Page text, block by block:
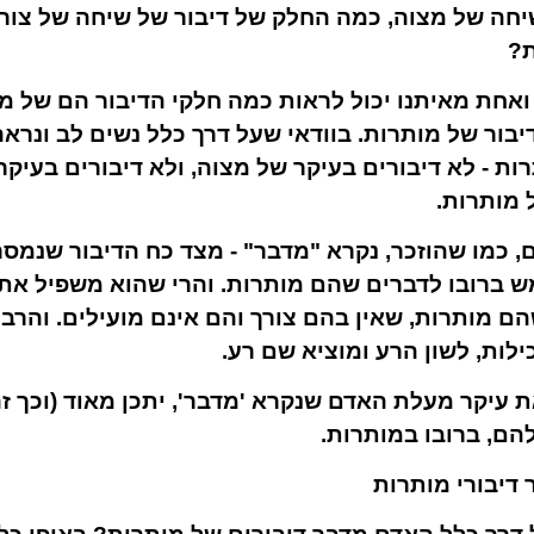
של מצוה, כמה החלק של דיבור של שיחה של
מאיתנו יכול לראות כמה חלקי הדיבור הם של
של מותרות. בוודאי שעל דרך כלל נשים לב
- לא דיבורים בעיקר של מצוה, ולא דיבורים
מותרות.
כמו שהוזכר, נקרא "מדבר" - מצד כח הדיבור
ברובו לדברים שהם מותרות. והרי שהוא משפיל
מותרות, שאין בהם צורך והם אינם מועילים.
לשון הרע ומוציא שם רע.
עיקר מעלת האדם שנקרא 'מדבר', יתכן מאוד (וכך
ברובו במותרות.
מותרות